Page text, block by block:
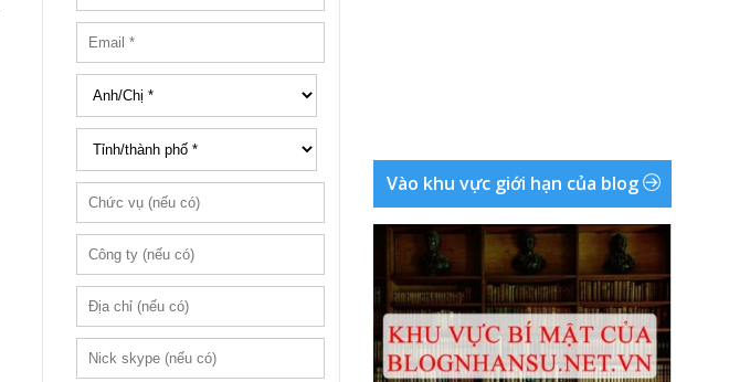
Vào khu vực giới hạn của blog